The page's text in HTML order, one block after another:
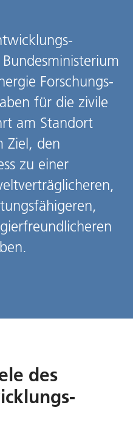
Forschungs-
für die zivile
am Standort
Ziel, den
zu einer
des